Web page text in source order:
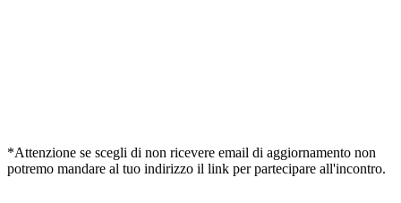
*Attenzione se scegli di non ricevere email di aggiornamento non
potremo mandare al tuo indirizzo il link per partecipare all'incontro.